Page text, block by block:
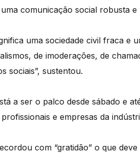
comunicação social robusta
uma sociedade civil fraca e
de imoderações, de
sociais”, sustentou.
a ser o palco desde sábado e
e empresas da
com “gratidão” o que